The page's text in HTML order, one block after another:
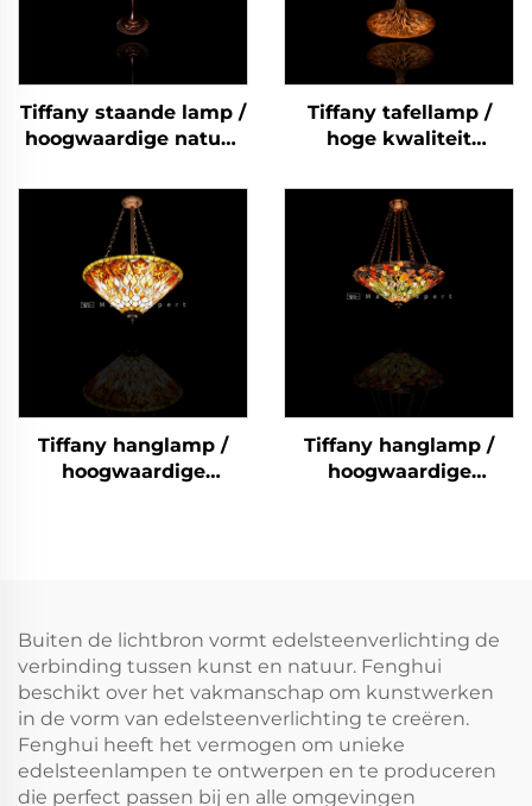
Tiffany staande lamp /
hoogwaardige natuur
staande lamp /
halfedelstenen Tiffany
staande lamp /
Barokstijl moderne
bruilofts- en
woonkamerlamp /
Tiffany tafellamp /
hoge kwaliteit
Tiffany tafellamp /
halfedelsteen Tiffany
tafellamp /
slaapkamer klassieke
LED-lampen /
bruilofts- en
woonkamerlamp /
Classic Luxury lamp-5
Tiffany hanglamp /
hoogwaardige
verlichting / Klassieke
luxe verlichting-5
Tiffany hanglamp /
hoogwaardige
verlichting / Klassieke
luxe verlichting-4
Buiten de lichtbron vormt edelsteenverlichting de
verbinding tussen kunst en natuur. Fenghui
beschikt over het vakmanschap om kunstwerken
in de vorm van edelsteenverlichting te creëren.
Fenghui heeft het vermogen om unieke
edelsteenlampen te ontwerpen en te produceren
die perfect passen bij en alle omgevingen